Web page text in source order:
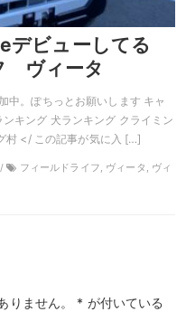
デビューしてる
ヴィータ
中。ぽちっとお願いします キャ
キング 犬ランキング クライミン
村 </ この記事が気に入 […]
/
フィールドライフ, ヴィータ, ヴィ
りません。 * が付いている